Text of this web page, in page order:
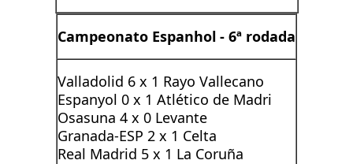
Campeonato Espanhol - 6ª rodada
Valladolid 6 x 1 Rayo Vallecano
Espanyol 0 x 1 Atlético de Madri
Osasuna 4 x 0 Levante
Granada-ESP 2 x 1 Celta
Real Madrid 5 x 1 La Coruña